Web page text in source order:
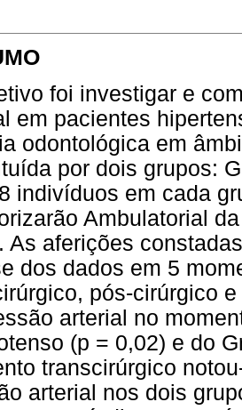
foi investigar e
em pacientes
odontológica em
por dois grupos:
indivíduos em cada
Ambulatorial
As aferições
dos dados em 5
pós-cirúrgico
arterial no
(p = 0,02) e do
transcirúrgico
arterial nos dois